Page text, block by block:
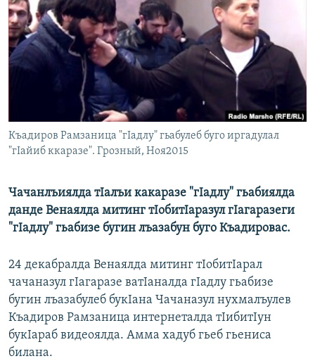
РАСПИСАНИЕ ВЕЩАНИЯ
ПОДПИШИТЕСЬ НА РАССЫЛКУ
СОЦИАЛЬНЫЕ СЕТИ
Къадиров Рамзаница "гIадлу" гьабулеб буго иргадулал
"гIайиб ккаразе". Грозный, Ноя2015
Чачанлъиялда тIалъи какаразе "гIадлу" гьабиялда
данде Венаялда митинг тIобитIаразул гIагаразеги
"гIадлу" гьабизе бугин лъазабун буго Къадировас.
24 декабралда Венаялда митинг тIобитIарал
чачаназул гIагаразе ватIаналда гIадлу гьабизе
бугин лъазабулеб букIана Чачаназул нухмалъулев
Къадиров Рамзаница интернеталда тIибитIун
букIараб видеоялда. Амма хадуб гьеб гьениса
билана.